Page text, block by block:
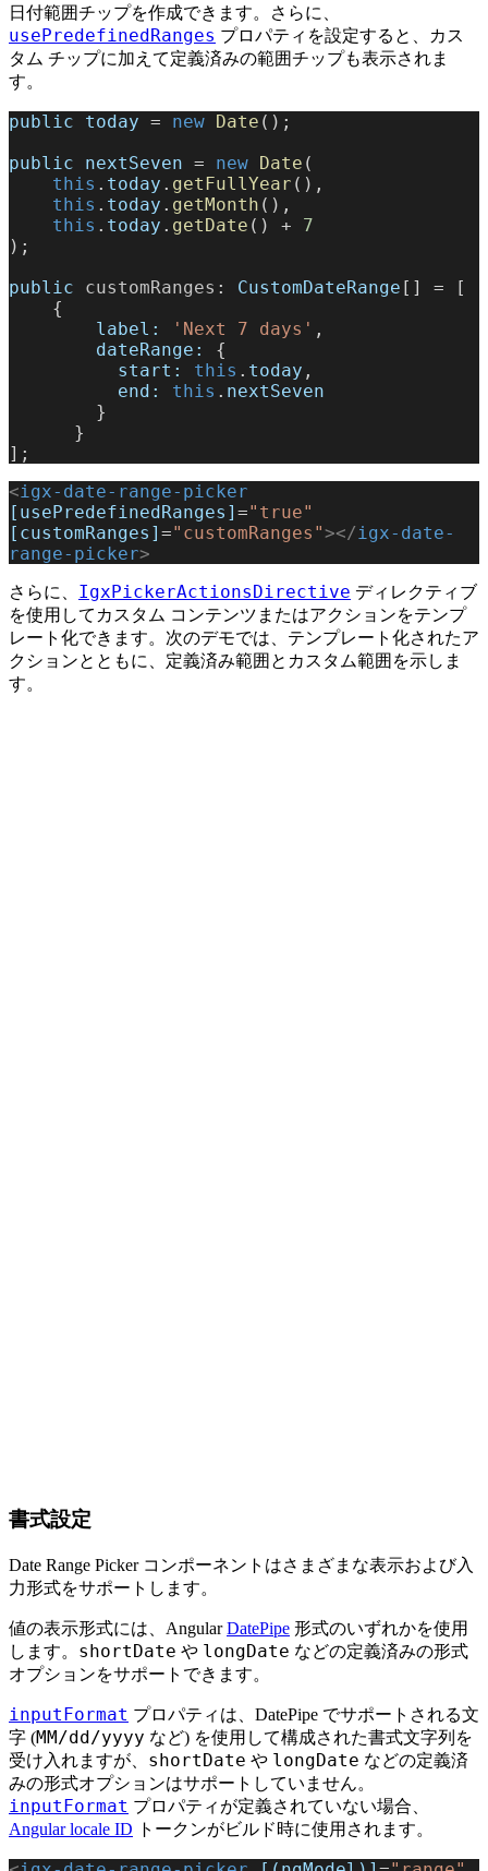
日付範囲チップを作成できます。さらに、
usePredefinedRanges プロパティを設定すると、カス
タム チップに加えて定義済みの範囲チップも表示されま
す。
public today = new Date ();
public nextSeven = new Date (
    this
. today . getFullYear (),
    this
. today . getMonth (),
    this
. today . getDate () + 7
);
public customRanges : CustomDateRange [] = [
    {
        label:
'Next 7 days' ,
        dateRange:
{
          start:
this . today ,
          end:
this . nextSeven
        }
      }
];
<igx-date-range-picker
[usePredefinedRanges] ="true"
[customRanges] ="customRanges"></igx-date-
range-picker>
さらに、 IgxPickerActionsDirective ディレクティブ
を使用してカスタム コンテンツまたはアクションをテンプ
レート化できます。次のデモでは、テンプレート化されたア
クションとともに、定義済み範囲とカスタム範囲を示しま
す。
書式設定
Date Range Picker コンポーネントはさまざまな表示および入
力形式をサポートします。
値の表示形式には、AngularDatePipe 形式のいずれかを使用
します。 shortDate や longDate などの定義済みの形式
オプションをサポートできます。
inputFormat プロパティは、DatePipe でサポートされる文
字 (MM/dd/yyyy など) を使用して構成された書式文字列を
受け入れますが、 shortDate や longDate などの定義済
みの形式オプションはサポートしていません。
inputFormat プロパティが定義されていない場合、
Angular locale ID トークンがビルド時に使用されます。